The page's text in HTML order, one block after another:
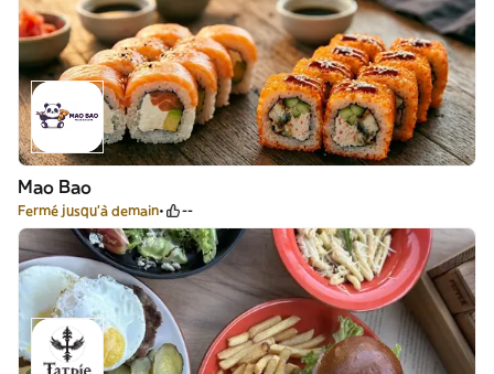
Mao Bao
Fermé jusqu'à demain --